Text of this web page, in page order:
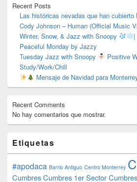
Recent Posts
Las históricas nevadas que han cubierto
Cody Johnson – Human (Official Music
Winter, Snow, & Jazz with Snoopy
|
Peaceful Monday by Jazzy
Tuesday Jazz with Snoopy
Positive
Study/Work/Chill
Mensaje de Navidad para
Recent Comments
No hay comentarios que mostrar.
Etiquetas
#apodaca Barrio Antiguo Centro Monterrey
CumbresCumbres 1er Sector